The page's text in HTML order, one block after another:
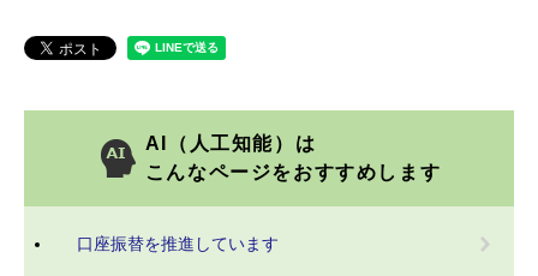
AI（人工知能）は
こんなページをおすすめします
口座振替を推進しています